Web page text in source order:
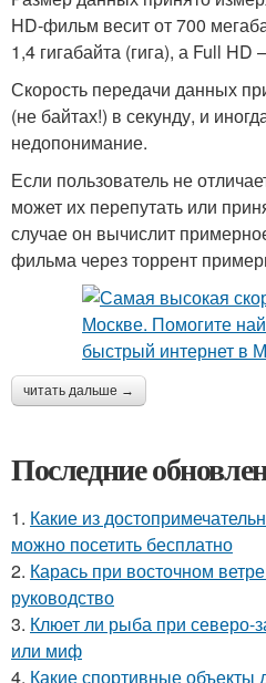
HD-фильм весит от 700
1,4 гигабайта (гига), а Full HD
Скорость передачи данных
(не байтах!) в секунду, и
недопонимание.
Если пользователь не
может их перепутать или
случае он вычислит
фильма через торрент
читать дальше →
Последние
1. Какие из
можно посетить бесплатно
2. Карась при восточном
руководство
3. Клюет ли рыба при северо-
или миф
4. Какие спортивные объекты